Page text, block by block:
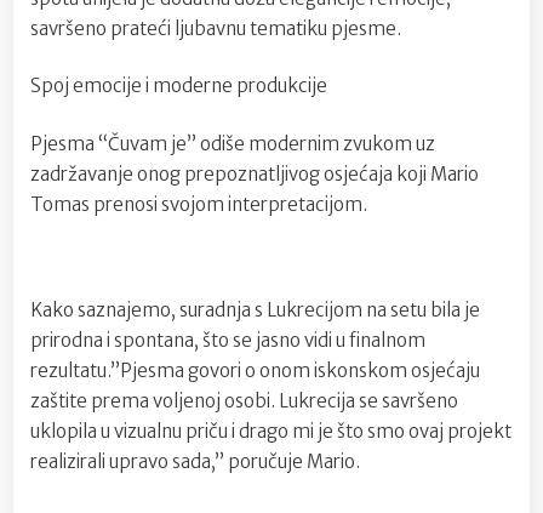
5
savršeno prateći ljubavnu tematiku pjesme.
Spoj emocije i moderne produkcije
Pjesma “Čuvam je” odiše modernim zvukom uz
zadržavanje onog prepoznatljivog osjećaja koji Mario
Tomas prenosi svojom interpretacijom.
Kako saznajemo, suradnja s Lukrecijom na setu bila je
prirodna i spontana, što se jasno vidi u finalnom
rezultatu.”Pjesma govori o onom iskonskom osjećaju
zaštite prema voljenoj osobi. Lukrecija se savršeno
uklopila u vizualnu priču i drago mi je što smo ovaj projekt
realizirali upravo sada,” poručuje Mario.